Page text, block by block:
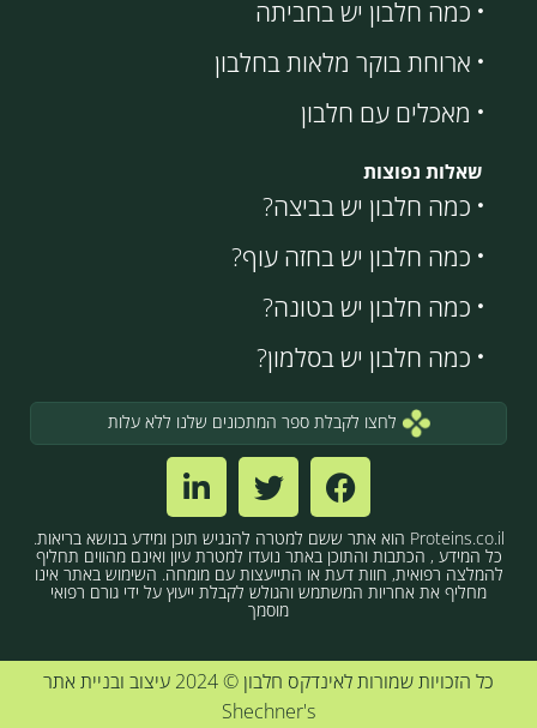
כמה חלבון יש בחביתה
ארוחת בוקר מלאות בחלבון
מאכלים עם חלבון
שאלות נפוצות
כמה חלבון יש בביצה?
כמה חלבון יש בחזה עוף?
כמה חלבון יש בטונה?
כמה חלבון יש בסלמון?
לחצו לקבלת ספר המתכונים שלנו ללא עלות
Proteins.co.il הוא אתר ששם למטרה להנגיש תוכן ומידע בנושא בריאות.
כל המידע , הכתבות והתוכן באתר נועדו למטרת עיון ואינם מהווים תחליף
להמלצה רפואית, חוות דעת או התייעצות עם מומחה. השימוש באתר אינו
מחליף את אחריות המשתמש והגולש לקבלת ייעוץ על ידי גורם רפואי
מוסמך
כל הזכויות שמורות לאינדקס חלבון © 2024 עיצוב ובניית אתר
Shechner's